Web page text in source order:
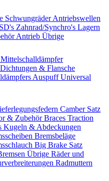
SchwungräderAntriebswellen
Zahnrad/Synchro's Lagern
Antrieb Übrige
Mittelschalldämpfer
Dichtungen & Flansche
Auspuff Universal
Camber Satz
& ZubehörBraces Traction
Kugeln & Abdeckungen
Bremsbeläge
Big Brake Satz
Übrige Räder und
Radmuttern